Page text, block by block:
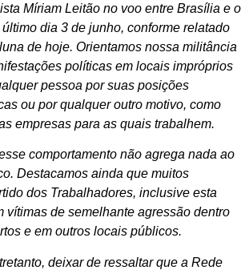
Míriam Leitão no voo entre Brasília e o
dia 3 de junho, conforme relatado
de hoje. Orientamos nossa militância
políticas em locais impróprios
pessoa por suas posições
ou por qualquer outro motivo, como
empresas para as quais trabalhem.
comportamento não agrega nada ao
Destacamos ainda que muitos
dos Trabalhadores, inclusive esta
vítimas de semelhante agressão dentro
e em outros locais públicos.
deixar de ressaltar que a Rede